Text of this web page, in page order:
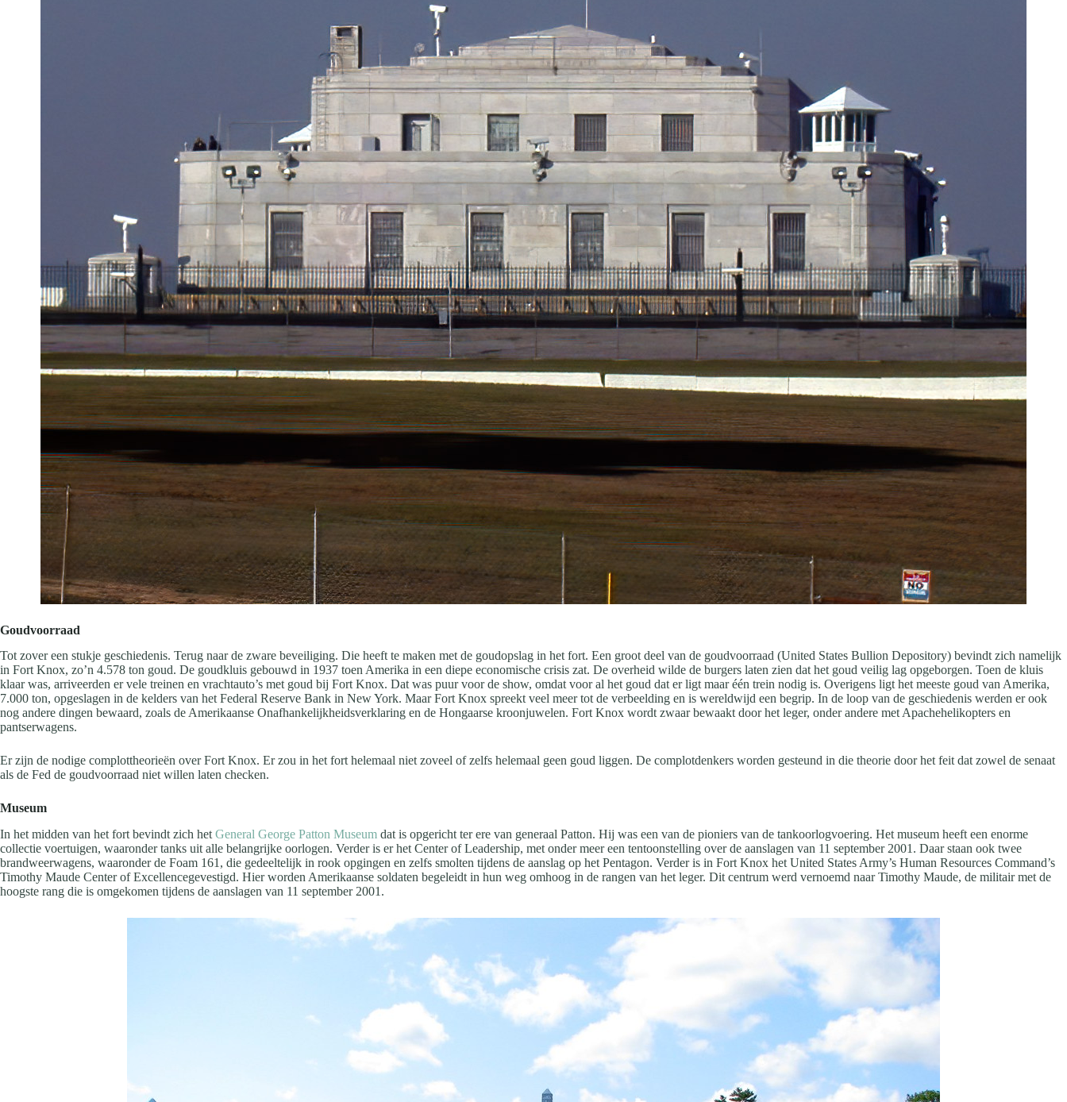
Goudvoorraad
Tot zover een stukje geschiedenis. Terug naar de zware beveiliging. Die heeft te maken met de goudopslag in het fort. Een groot deel van de goudvoorraad (United States Bullion Depository) bevindt zich namelijk
in Fort Knox, zo’n 4.578 ton goud. De goudkluis gebouwd in 1937 toen Amerika in een diepe economische crisis zat. De overheid wilde de burgers laten zien dat het goud veilig lag opgeborgen. Toen de kluis
klaar was, arriveerden er vele treinen en vrachtauto’s met goud bij Fort Knox. Dat was puur voor de show, omdat voor al het goud dat er ligt maar één trein nodig is. Overigens ligt het meeste goud van Amerika,
7.000 ton, opgeslagen in de kelders van het Federal Reserve Bank in New York. Maar Fort Knox spreekt veel meer tot de verbeelding en is wereldwijd een begrip. In de loop van de geschiedenis werden er ook
nog andere dingen bewaard, zoals de Amerikaanse Onafhankelijkheidsverklaring en de Hongaarse kroonjuwelen. Fort Knox wordt zwaar bewaakt door het leger, onder andere met Apachehelikopters en
pantserwagens.
Er zijn de nodige complottheorieën over Fort Knox. Er zou in het fort helemaal niet zoveel of zelfs helemaal geen goud liggen. De complotdenkers worden gesteund in die theorie door het feit dat zowel de senaat
als de Fed de goudvoorraad niet willen laten checken.
Museum
In het midden van het fort bevindt zich het General George Patton Museum dat is opgericht ter ere van generaal Patton. Hij was een van de pioniers van de tankoorlogvoering. Het museum heeft een enorme
collectie voertuigen, waaronder tanks uit alle belangrijke oorlogen. Verder is er het Center of Leadership, met onder meer een tentoonstelling over de aanslagen van 11 september 2001. Daar staan ook twee
brandweerwagens, waaronder de Foam 161, die gedeeltelijk in rook opgingen en zelfs smolten tijdens de aanslag op het Pentagon. Verder is in Fort Knox het United States Army’s Human Resources Command’s
Timothy Maude Center of Excellencegevestigd. Hier worden Amerikaanse soldaten begeleidt in hun weg omhoog in de rangen van het leger. Dit centrum werd vernoemd naar Timothy Maude, de militair met de
hoogste rang die is omgekomen tijdens de aanslagen van 11 september 2001.